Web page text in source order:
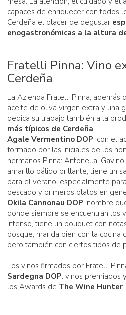
capaces de enriquecer con todos
Cerdeña el placer de degustar
enogastronómicas a la altura
Fratelli Pinna: Vino
Cerdeña
La Azienda Fratelli Pinna, además
aceite de oliva virgen extra y una
dedica su trabajo también a la
más típicos de Cerdeña:
Agale Vermentino DOP, con el
formado por las iniciales de los
hermanos Pinna: Antonella,
amarillo pálido brillante, tiene un
para el verano, especialmente
pescado y primeros platos en
Okila Cannonau DOP, nombre
donde siempre se encuentran los
intenso, tiene un bouquet con
bosque, marida bien con la cocina
pero también con ciertos tipos de
Los vinos firmados por Fratelli
Sardegna DOP: vinos premiados
los Awards de The Wine Hunter.